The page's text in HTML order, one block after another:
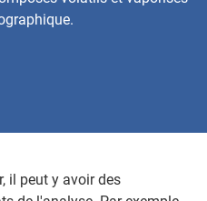
il peut y avoir des